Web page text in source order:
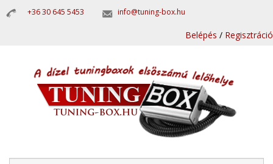
+36 30 645 5453 info@tuning-box.hu
Belépés / Regisztráció